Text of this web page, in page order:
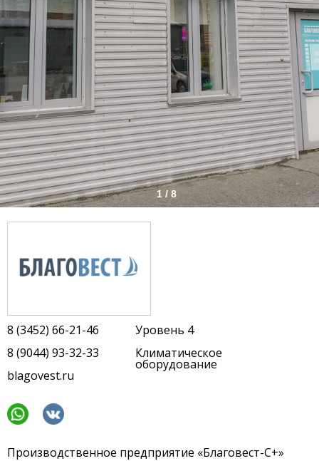
1 / 8
8 (3452) 66-21-46
8 (9044) 93-32-33
blagovest.ru
Уровень 4
Климатическое
оборудование
Производственное предприятие «Благовест-С+»